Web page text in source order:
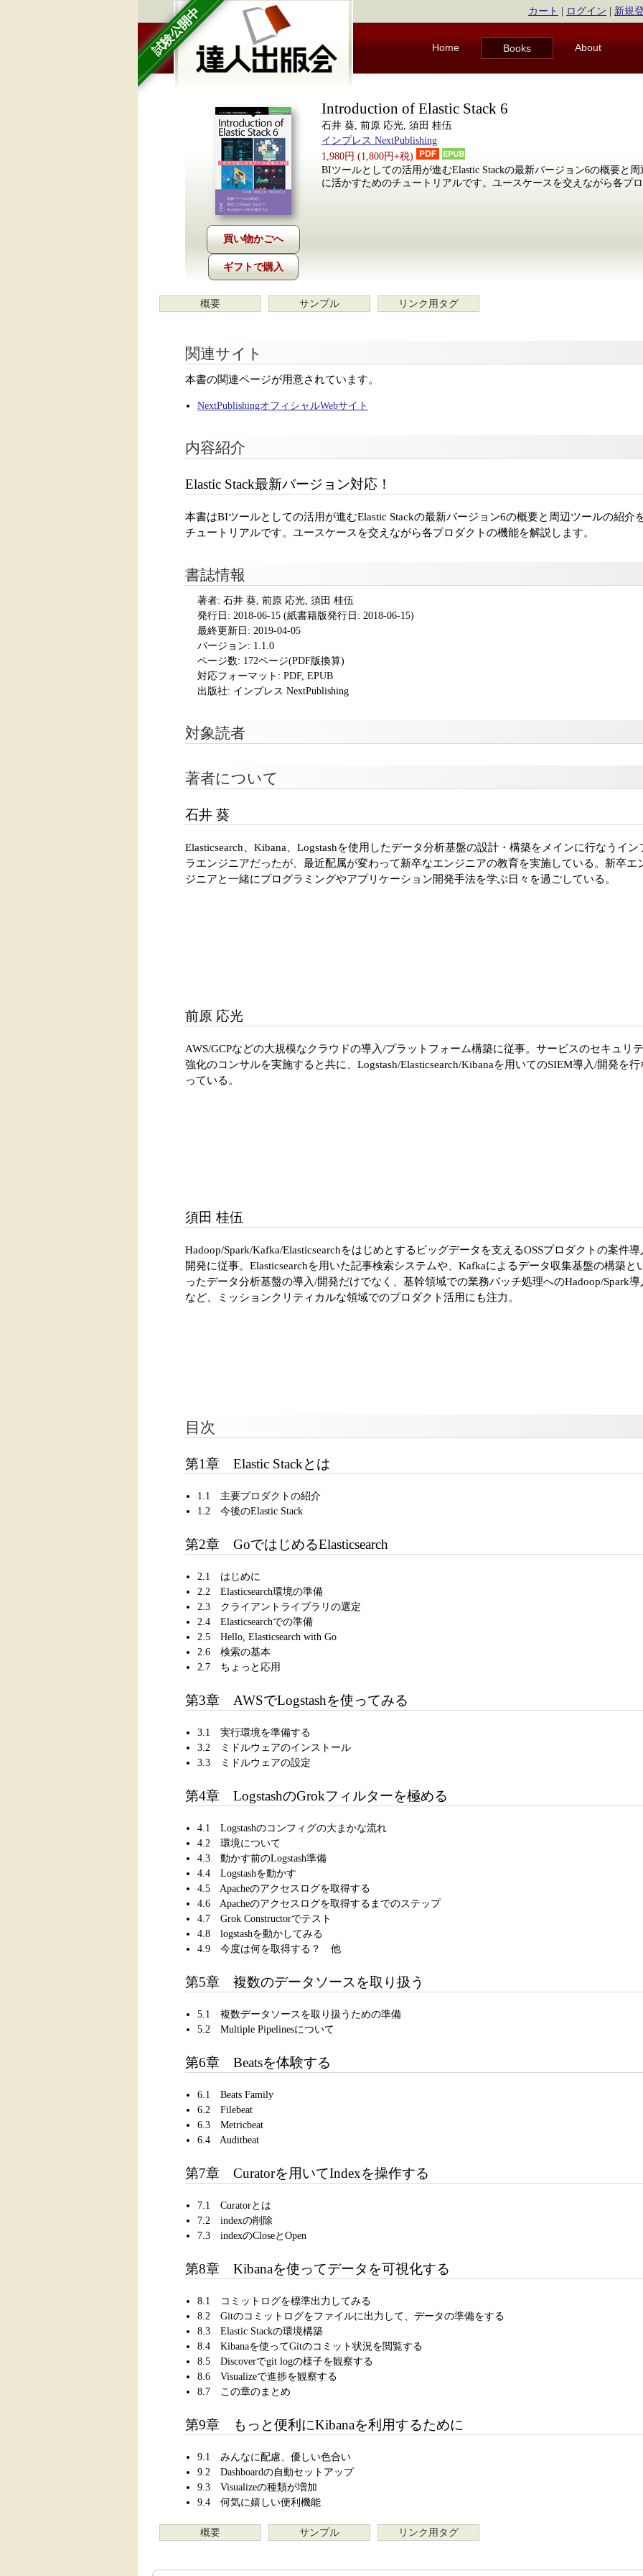
試験公開中 カート ログイン 新規
Home Books About
ギフトで購入
Introduction of Elastic Stack 6
石井 葵, 前原 応光, 須田 桂伍
インプレス NextPublishing
1,980円 (1,800円+税)
BIツールとしての活用が進むElastic Stackの最新バージョン6の概要と
に活かすためのチュートリアルです。ユースケースを交えながら各プ
概要 サンプル リンク用タグ
関連サイト
本書の関連ページが用意されています。
NextPublishingオフィシャルWebサイト
内容紹介
Elastic Stack最新バージョン対応！
本書はBIツールとしての活用が進むElastic Stackの最新バージョン6の概要と周辺ツールの紹介
チュートリアルです。ユースケースを交えながら各プロダクトの機能を解説します。
書誌情報
著者: 石井 葵, 前原 応光, 須田 桂伍
発行日: 2018-06-15(紙書籍版発行日: 2018-06-15)
最終更新日: 2019-04-05
バージョン: 1.1.0
ページ数: 172ページ(PDF版換算)
対応フォーマット: PDF, EPUB
出版社: インプレス NextPublishing
対象読者
著者について
石井 葵
Elasticsearch、Kibana、Logstashを使用したデータ分析基盤の設計・構築をメインに行なうイン
ラエンジニアだったが、最近配属が変わって新卒なエンジニアの教育を実施している。新卒エ
ジニアと一緒にプログラミングやアプリケーション開発手法を学ぶ日々を過ごしている。
前原 応光
AWS/GCPなどの大規模なクラウドの導入/プラットフォーム構築に従事。サービスのセキュリ
強化のコンサルを実施すると共に、Logstash/Elasticsearch/Kibanaを用いてのSIEM導入/開発を行
っている。
須田 桂伍
Hadoop/Spark/Kafka/Elasticsearchをはじめとするビッグデータを支えるOSSプロダクトの案件導
開発に従事。Elasticsearchを用いた記事検索システムや、Kafkaによるデータ収集基盤の構築と
ったデータ分析基盤の導入/開発だけでなく、基幹領域での業務バッチ処理へのHadoop/Spark導
など、ミッションクリティカルな領域でのプロダクト活用にも注力。
目次
第1章 Elastic Stackとは
1.1 主要プロダクトの紹介
1.2 今後のElastic Stack
第2章 GoではじめるElasticsearch
2.1 はじめに
2.2 Elasticsearch環境の準備
2.3 クライアントライブラリの選定
2.4 Elasticsearchでの準備
2.5 Hello, Elasticsearch with Go
2.6 検索の基本
2.7 ちょっと応用
第3章 AWSでLogstashを使ってみる
3.1 実行環境を準備する
3.2 ミドルウェアのインストール
3.3 ミドルウェアの設定
第4章 LogstashのGrokフィルターを極める
4.1 Logstashのコンフィグの大まかな流れ
4.2 環境について
4.3 動かす前のLogstash準備
4.4 Logstashを動かす
4.5 Apacheのアクセスログを取得する
4.6 Apacheのアクセスログを取得するまでのステップ
4.7 Grok Constructorでテスト
4.8 logstashを動かしてみる
4.9 今度は何を取得する？ 他
第5章 複数のデータソースを取り扱う
5.1 複数データソースを取り扱うための準備
5.2 Multiple Pipelinesについて
第6章 Beatsを体験する
6.1 Beats Family
6.2 Filebeat
6.3 Metricbeat
6.4 Auditbeat
第7章 Curatorを用いてIndexを操作する
7.1 Curatorとは
7.2 indexの削除
7.3 indexのCloseとOpen
第8章 Kibanaを使ってデータを可視化する
8.1 コミットログを標準出力してみる
8.2 Gitのコミットログをファイルに出力して、データの準備をする
8.3 Elastic Stackの環境構築
8.4 Kibanaを使ってGitのコミット状況を閲覧する
8.5 Discoverでgit logの様子を観察する
8.6 Visualizeで進捗を観察する
8.7 この章のまとめ
第9章 もっと便利にKibanaを利用するために
9.1 みんなに配慮、優しい色合い
9.2 Dashboardの自動セットアップ
9.3 Visualizeの種類が増加
9.4 何気に嬉しい便利機能
概要 サンプル リンク用タグ